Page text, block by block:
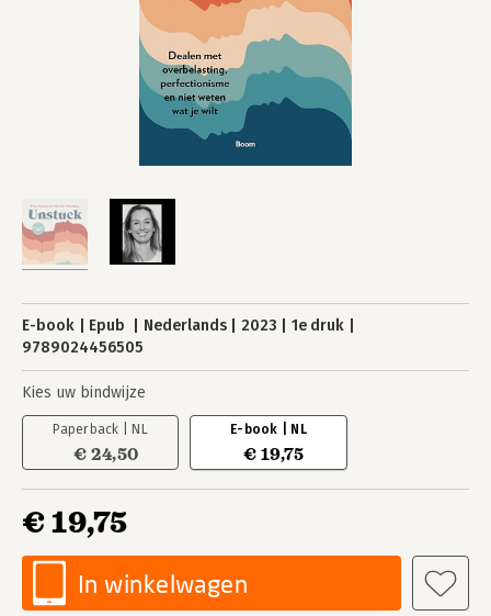
E-book Epub Nederlands 2023
1e druk
9789024456505
Kies uw bindwijze
Paperback | NL
€ 24,50
E-book | NL
€ 19,75
€ 19,75
In winkelwagen